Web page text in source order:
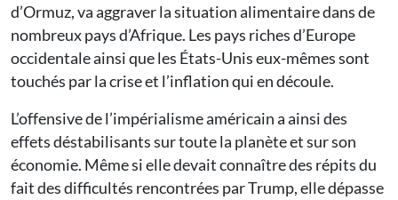
d’Ormuz, va aggraver la situation alimentaire dans de
nombreux pays d’Afrique. Les pays riches d’Europe
occidentale ainsi que les États-Unis eux-mêmes sont
touchés par la crise et l’inflation qui en découle.
L’offensive de l’impérialisme américain a ainsi des
effets déstabilisants sur toute la planète et sur son
économie. Même si elle devait connaître des répits du
fait des difficultés rencontrées par Trump, elle dépasse